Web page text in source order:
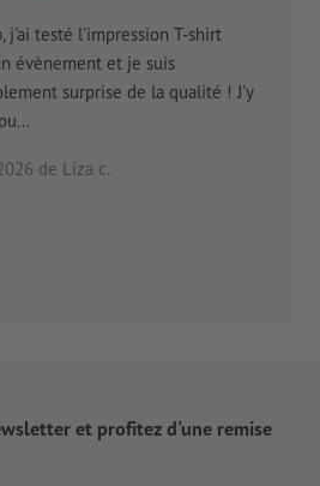
j'ai testé l'impression T-shirt
évènement et je suis
surprise de la qualité ! J'y
de Liza c.
et profitez d'une remise